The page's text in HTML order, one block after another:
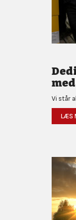
Vi står
LÆS